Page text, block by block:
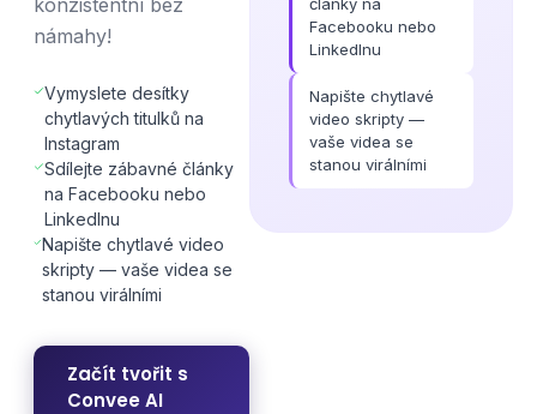
konzistentní bez
námahy!
Vymyslete desítky
chytlavých titulků na
Instagram
Sdílejte zábavné články
na Facebooku nebo
LinkedInu
Napište chytlavé video
skripty — vaše videa se
stanou virálními
Začít tvořit s
Convee AI
Facebooku nebo
LinkedInu
Napište chytlavé
video skripty —
vaše videa se
stanou virálními